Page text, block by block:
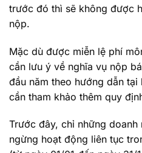
trước đó thì sẽ không được
nộp.
Mặc dù được miễn lệ phí
cần lưu ý về nghĩa vụ nộp
đầu năm theo hướng dẫn
cần tham khảo thêm quy
Trước đây, chỉ những doanh
ngừng hoạt động liên tục